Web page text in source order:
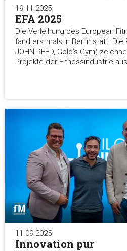
19.11.2025
EFA 2025
Die Verleihung des European
fand erstmals in Berlin statt. Die
JOHN REED, Gold's Gym)
Projekte der Fitnessindustrie
11.09.2025
Innovation pur